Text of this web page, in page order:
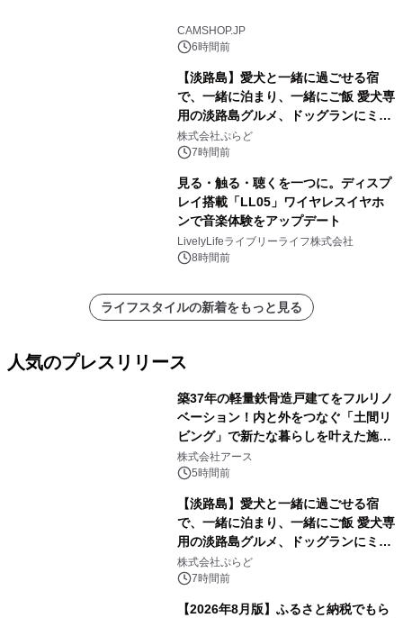
CAMSHOP.JP
6時間前
【淡路島】愛犬と一緒に過ごせる宿
で、一緒に泊まり、一緒にご飯 愛犬専
用の淡路島グルメ、ドッグランにミニ
プール グランピングとトレーラーハウ
スの2施設で
株式会社ぷらど
7時間前
見る・触る・聴くを一つに。ディスプ
レイ搭載「LL05」ワイヤレスイヤホ
ンで音楽体験をアップデート
LivelyLifeライブリーライフ株式会社
8時間前
ライフスタイルの新着をもっと見る
人気のプレスリリース
築37年の軽量鉄骨造戸建てをフルリノ
ベーション！内と外をつなぐ「土間リ
ビング」で新たな暮らしを叶えた施工
事例を株式会社アースが公開
株式会社アース
5時間前
【淡路島】愛犬と一緒に過ごせる宿
で、一緒に泊まり、一緒にご飯 愛犬専
用の淡路島グルメ、ドッグランにミニ
プール グランピングとトレーラーハウ
スの2施設で
株式会社ぷらど
7時間前
【2026年8月版】ふるさと納税でもら